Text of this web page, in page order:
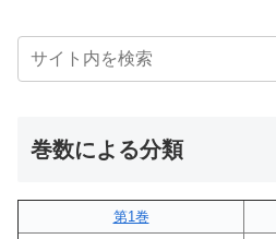
巻数による分類
第1巻